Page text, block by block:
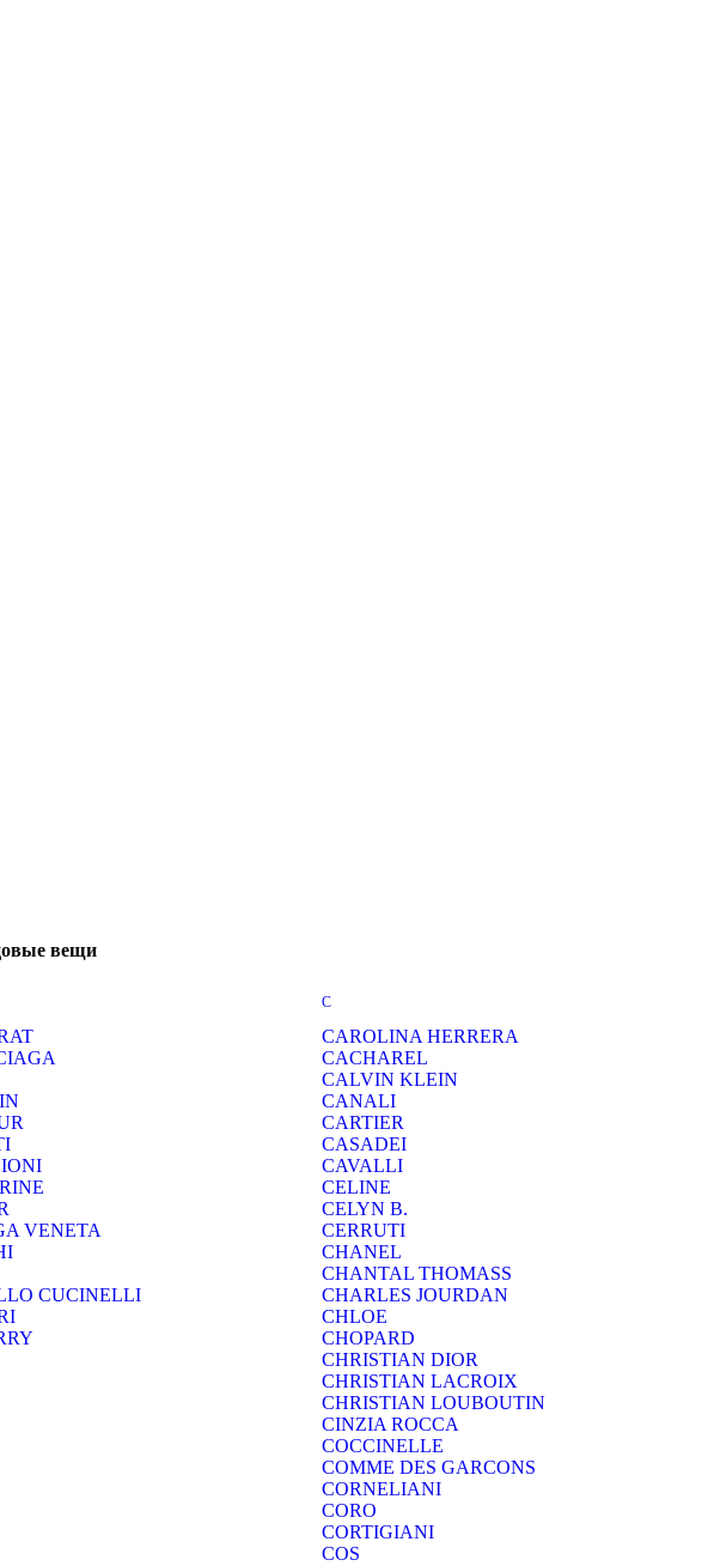
вещи
VENETA
CUCINELLI
C
CAROLINA HERRERA
CACHAREL
CALVIN KLEIN
CANALI
CARTIER
CASADEI
CAVALLI
CELINE
CELYN B.
CERRUTI
CHANEL
CHANTAL THOMASS
CHARLES JOURDAN
CHLOE
CHOPARD
CHRISTIAN DIOR
CHRISTIAN LACROIX
CHRISTIAN LOUBOUTIN
CINZIA ROCCA
COCCINELLE
COMME DES GARCONS
CORNELIANI
CORO
CORTIGIANI
COS